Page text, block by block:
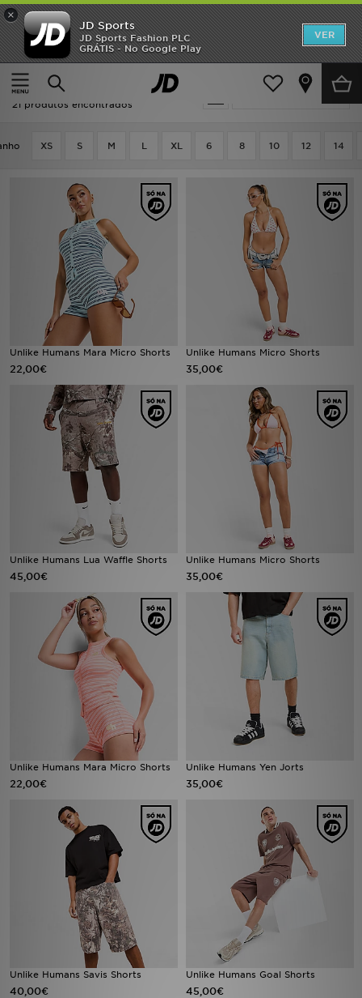
×
JD Sports
JD Sports Fashion PLC
GRÁTIS - No Google Play
VER
Página principal
Unlike Humans Calções
Actualizar a pesquisa
Unlike Humans Calções
21 produtos encontrados
XS S M L XL 6 8 10 12 14
Unlike Humans Mara Micro Shorts
22,00€
Unlike Humans Micro Shorts
35,00€
Unlike Humans Lua Waffle Shorts
45,00€
Unlike Humans Micro Shorts
35,00€
Unlike Humans Mara Micro Shorts
22,00€
Unlike Humans Yen Jorts
35,00€
Unlike Humans Savis Shorts
40,00€
Unlike Humans Goal Shorts
45,00€
INÍCIO
Promoções
NOVIDADES
CRIANÇA
DESPORTO
FUTEBOL JD
LOCALIZADOR DE LOJAS
MENSAGENS
SUBSCREVE
ESTADO DO TEU PEDIDO
ATENÇÃO AO CLIENTE
FAZ DOWNLOAD DA APP
TRABALHA CONNOSCO